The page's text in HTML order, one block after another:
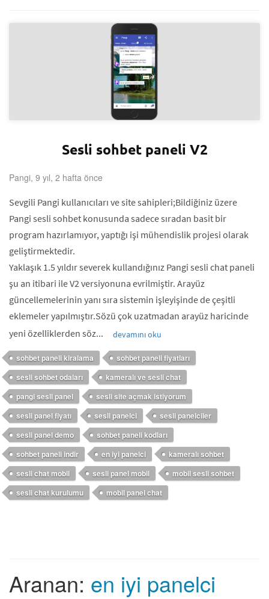
Sesli sohbet paneli V2
Pangi, 9 yıl, 2 hafta önce
Sevgili Pangi kullanıcıları ve site sahipleri;Bildiğiniz üzere
Pangi sesli sohbet konusunda sadece sıradan basit bir
program hazırlamıyor, yaptığı işi mühendislik projesi olarak
geliştirmektedir.
Yaklaşık 1.5 yıldır severek kullandığınız Pangi sesli chat paneli
şu an itibari ile V2 versiyonuna evrilmiştir. Arayüz
güncellemelerinin yanı sıra sistemin işleyişinde de çeşitli
eklemeler yapılmıştır.Sözü çok uzatmadan arayüz haricinde
yeni özelliklerden söz...
devamını oku
sohbet paneli kiralama
sohbet paneli fiyatları
sesli sohbet odaları
kameralı ve sesli chat
pangi sesli panel
sesli site açmak istiyorum
sesli panel fiyatı
sesli panelci
sesli panelciler
sesli panel demo
sohbet paneli kodları
sohbet paneli indir
en iyi panelci
kameralı sohbet
sesli chat mobil
sesli panel mobil
mobil sesli sohbet
sesli chat kurulumu
mobil panel chat
Aranan: en iyi panelci